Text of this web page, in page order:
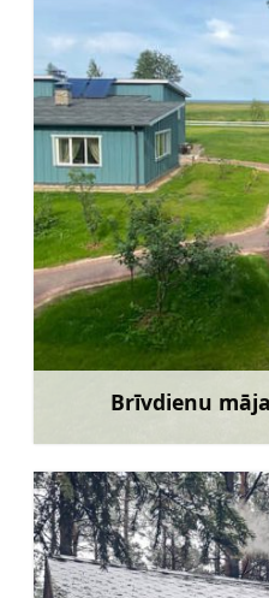
Brīvdienu